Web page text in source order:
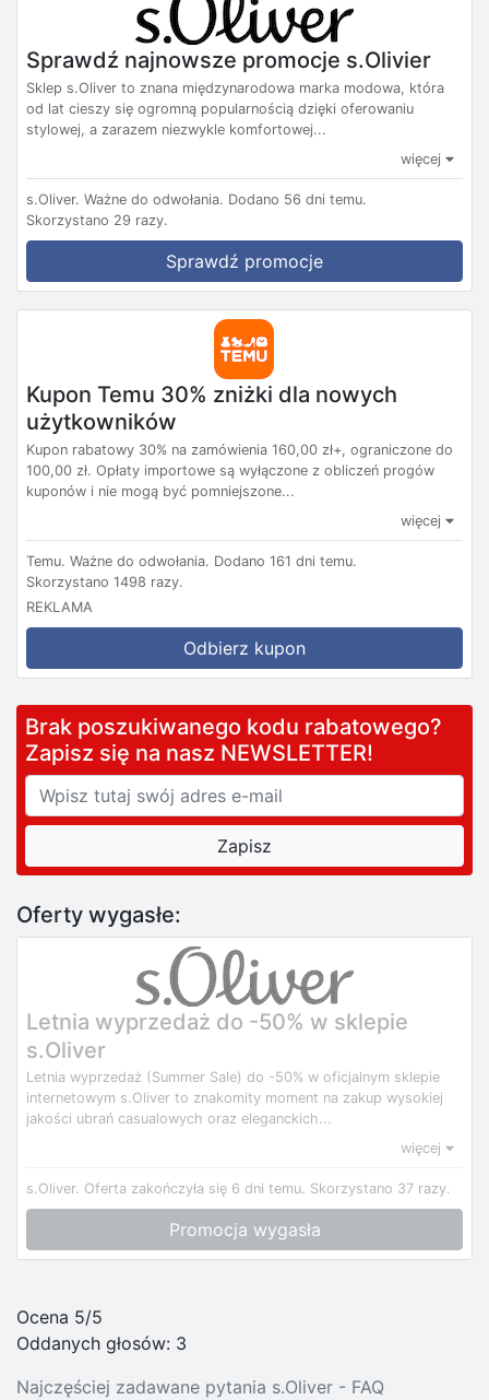
Sprawdź najnowsze promocje s.Olivier
Sklep s.Oliver to znana międzynarodowa marka modowa, która
od lat cieszy się ogromną popularnością dzięki oferowaniu
stylowej, a zarazem niezwykle komfortowej...
więcej
s.Oliver. Ważne do odwołania. Dodano 56 dni temu.
Skorzystano 29 razy.
Sprawdź promocje
Kupon Temu 30% zniżki dla nowych
użytkowników
Kupon rabatowy 30% na zamówienia 160,00 zł+, ograniczone do
100,00 zł. Opłaty importowe są wyłączone z obliczeń progów
kuponów i nie mogą być pomniejszone...
więcej
Temu. Ważne do odwołania. Dodano 161 dni temu.
Skorzystano 1498 razy.
REKLAMA
Odbierz kupon
Brak poszukiwanego kodu rabatowego?
Zapisz się na nasz NEWSLETTER!
Oferty wygasłe:
Letnia wyprzedaż do -50% w sklepie
s.Oliver
Letnia wyprzedaż (Summer Sale) do -50% w oficjalnym sklepie
internetowym s.Oliver to znakomity moment na zakup wysokiej
jakości ubrań casualowych oraz eleganckich...
więcej
s.Oliver. Oferta zakończyła się 6 dni temu. Skorzystano 37 razy.
Promocja wygasła
Ocena 5/5
Oddanych głosów: 3
Najczęściej zadawane pytania s.Oliver - FAQ